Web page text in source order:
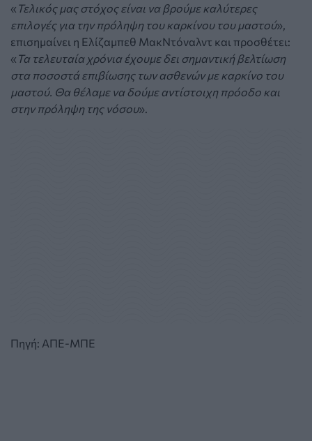
« Τελικός μας στόχος είναι να βρούμε καλύτερες
επιλογές για την πρόληψη του καρκίνου του μαστού»,
επισημαίνει η Ελίζαμπεθ ΜακΝτόναλντ και προσθέτει:
« Τα τελευταία χρόνια έχουμε δει σημαντική βελτίωση
στα ποσοστά επιβίωσης των ασθενών με καρκίνο του
μαστού. Θα θέλαμε να δούμε αντίστοιχη πρόοδο και
στην πρόληψη της νόσου».
Πηγή: ΑΠΕ-ΜΠΕ